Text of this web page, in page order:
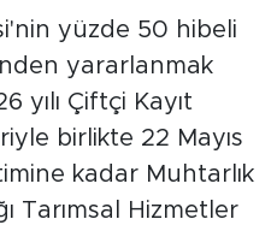
yüzde 50 hibeli
yararlanmak
yılı Çiftçi Kayıt
birlikte 22 Mayıs
kadar Muhtarlık
Tarımsal Hizmetler